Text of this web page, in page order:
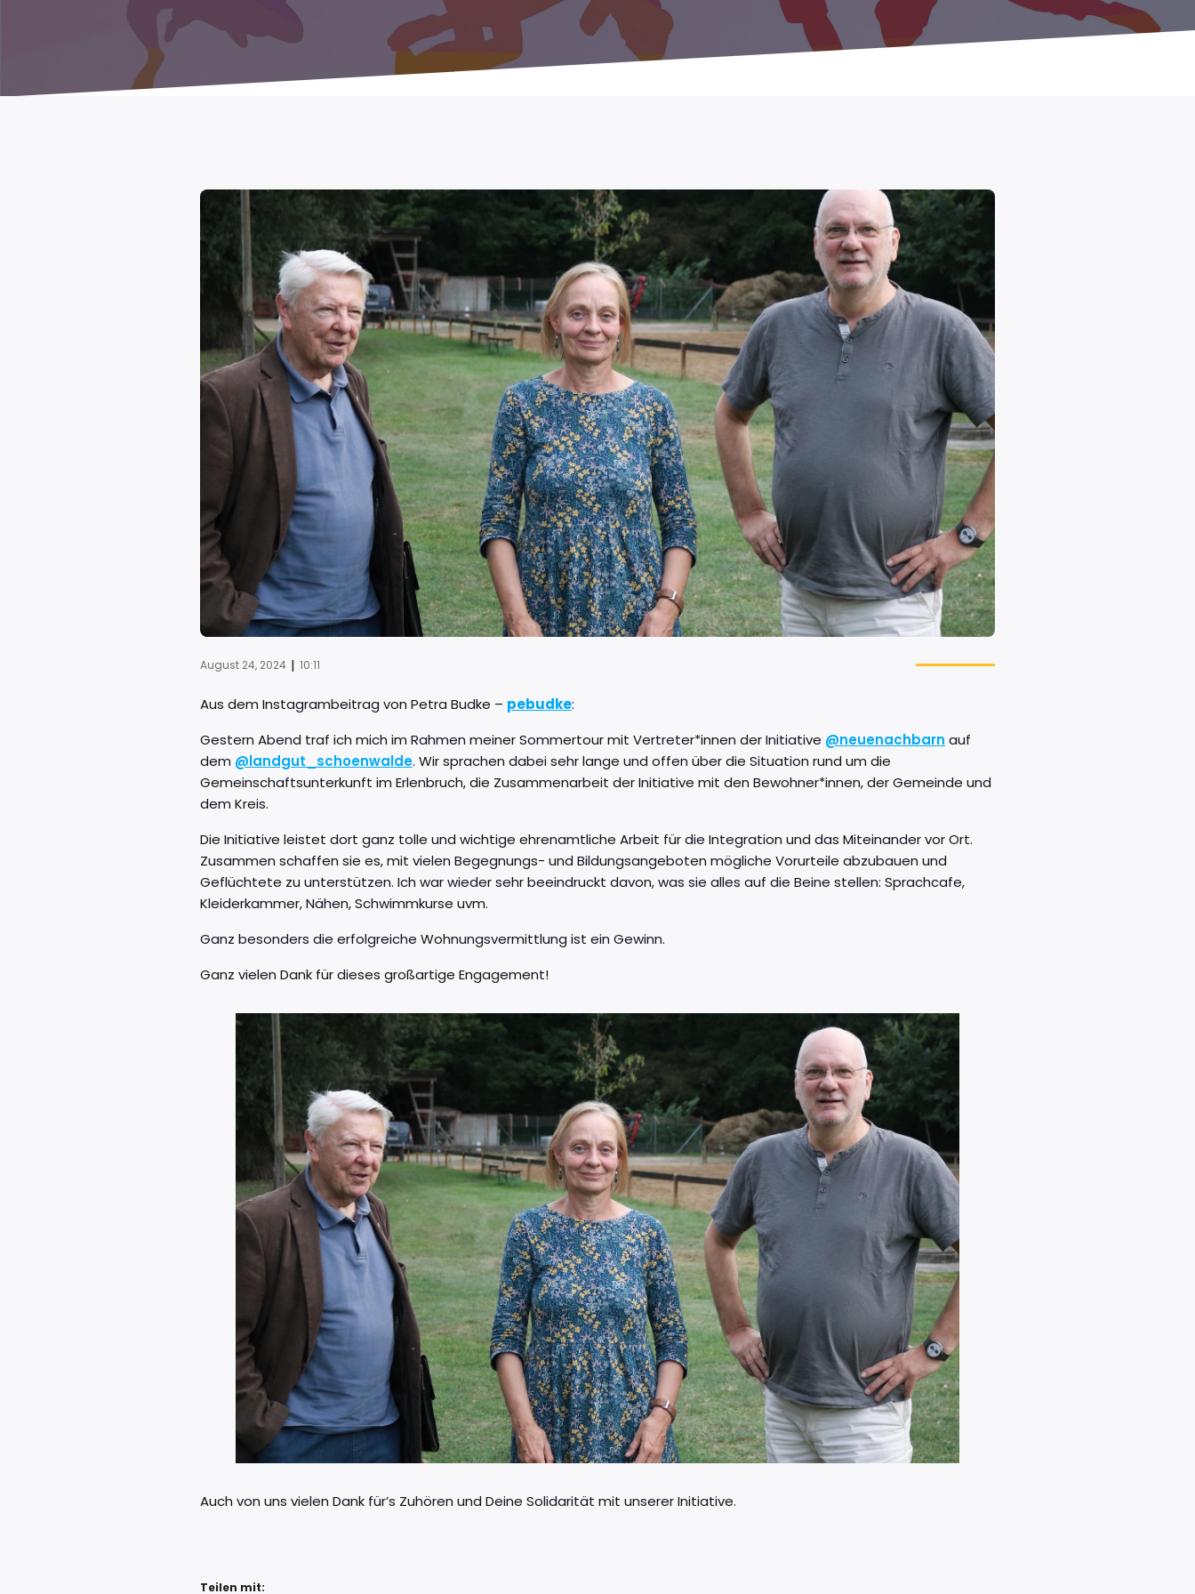
August 24, 2024 | 10:11
Aus dem Instagrambeitrag von Petra Budke – pebudke:
Gestern Abend traf ich mich im Rahmen meiner Sommertour mit Vertreter*innen der Initiative @neuenachbarn auf
dem @landgut_schoenwalde. Wir sprachen dabei sehr lange und offen über die Situation rund um die
Gemeinschaftsunterkunft im Erlenbruch, die Zusammenarbeit der Initiative mit den Bewohner*innen, der Gemeinde und
dem Kreis.
Die Initiative leistet dort ganz tolle und wichtige ehrenamtliche Arbeit für die Integration und das Miteinander vor Ort.
Zusammen schaffen sie es, mit vielen Begegnungs- und Bildungsangeboten mögliche Vorurteile abzubauen und
Geflüchtete zu unterstützen. Ich war wieder sehr beeindruckt davon, was sie alles auf die Beine stellen: Sprachcafe,
Kleiderkammer, Nähen, Schwimmkurse uvm.
Ganz besonders die erfolgreiche Wohnungsvermittlung ist ein Gewinn.
Ganz vielen Dank für dieses großartige Engagement!
Auch von uns vielen Dank für’s Zuhören und Deine Solidarität mit unserer Initiative.
Teilen mit: